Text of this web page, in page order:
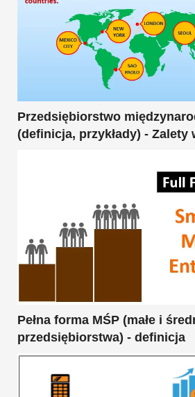
Przedsiębiorstwo
(definicja, przykłady) - Zalety
Pełna forma MŚP (małe i
przedsiębiorstwa) - definicja